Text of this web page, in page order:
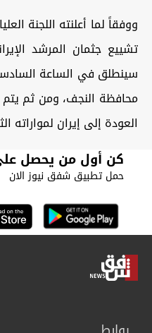
ووفقاً لما أعلنته اللجنة
تشييع جثمان المرشد
سينطلق في الساعة
محافظة النجف، ومن ثم يتم
العودة إلى إيران لمواراته
كن أول من يحصل
حمل تطبيق شفق نيوز الان